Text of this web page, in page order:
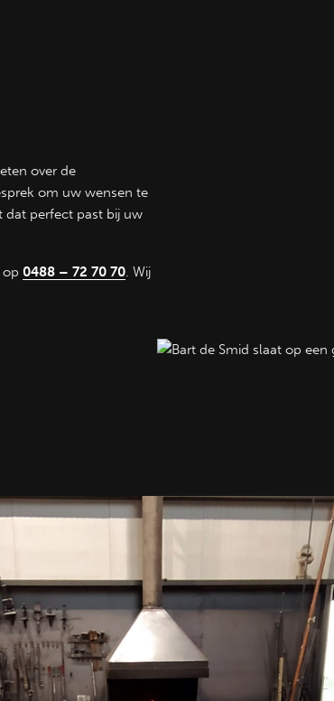
over de
om uw wensen te
dat perfect past bij uw
0488 – 72 70 70. Wij